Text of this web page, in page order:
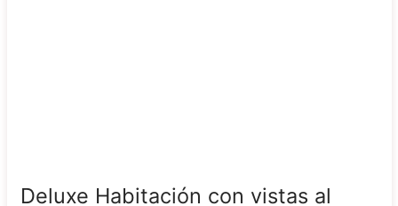
Deluxe Habitación con vistas al